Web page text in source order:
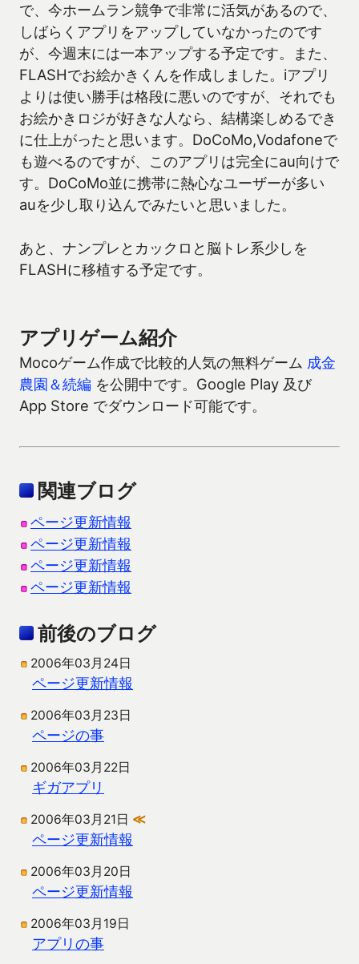
で、今ホームラン競争で非常に活気があるので、
しばらくアプリをアップしていなかったのです
が、今週末には一本アップする予定です。また、
FLASHでお絵かきくんを作成しました。iアプリ
よりは使い勝手は格段に悪いのですが、それでも
お絵かきロジが好きな人なら、結構楽しめるでき
に仕上がったと思います。DoCoMo,Vodafoneで
も遊べるのですが、このアプリは完全にau向けで
す。DoCoMo並に携帯に熱心なユーザーが多い
auを少し取り込んでみたいと思いました。
あと、ナンプレとカックロと脳トレ系少しを
FLASHに移植する予定です。
アプリゲーム紹介
Mocoゲーム作成で比較的人気の無料ゲーム 成金
農園＆続編 を公開中です。Google Play 及び
App Store でダウンロード可能です。
関連ブログ
ページ更新情報
ページ更新情報
ページ更新情報
ページ更新情報
前後のブログ
2006年03月24日
ページ更新情報
2006年03月23日
ページの事
2006年03月22日
ギガアプリ
2006年03月21日 ≪
ページ更新情報
2006年03月20日
ページ更新情報
2006年03月19日
アプリの事